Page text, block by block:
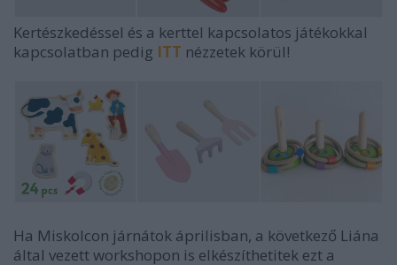
Kertészkedéssel és a kerttel kapcsolatos játékokkal
kapcsolatban pedig ITT nézzetek körül!
Ha Miskolcon járnátok áprilisban, a következő Liána
által vezett workshopon is elkészíthetitek ezt a